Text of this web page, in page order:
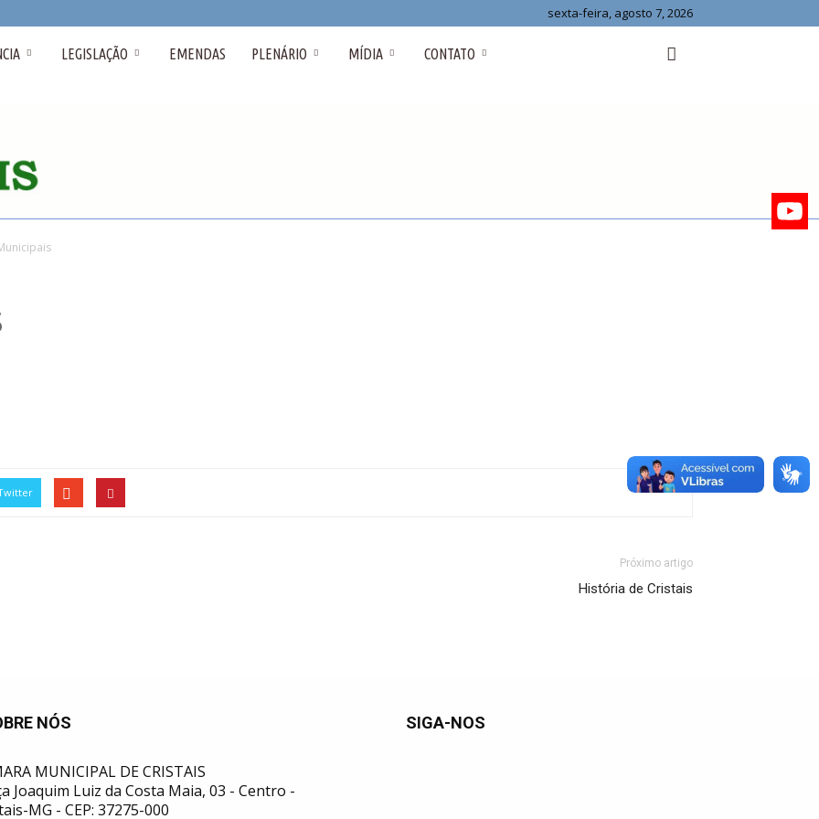
sexta-feira, agosto 7, 2026
LEGISLAÇÃO EMENDAS PLENÁRIO MÍDIA CONTATO
Próximo artigo
História de Cristais
NÓS
MUNICIPAL DE CRISTAIS
Joaquim Luiz da Costa Maia, 03 - Centro -
MG - CEP: 37275-000
SIGA-NOS